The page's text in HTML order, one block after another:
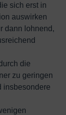
sich erst in
auswirken
dann lohnend,
die
zu geringen
insbesondere